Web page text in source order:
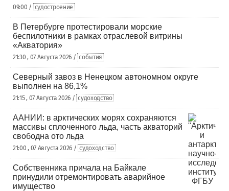
09:00 / судостроение
В Петербурге протестировали морские
беспилотники в рамках отраслевой витрины
«Акватория»
21:30 , 07 Августа 2026 / события
Северный завоз в Ненецком автономном округе
выполнен на 86,1%
21:15 , 07 Августа 2026 / судоходство
ААНИИ: в арктических морях сохраняются
массивы сплоченного льда, часть акваторий
свободна ото льда
21:00 , 07 Августа 2026 / судоходство
Собственника причала на Байкале
принудили отремонтировать аварийное
имущество